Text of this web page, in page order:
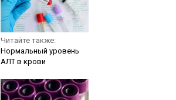
Читайте также:
Нормальный уровень
АЛТ в крови